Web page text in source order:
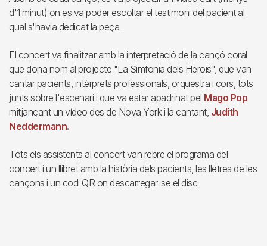
d'1 minut) on es va poder escoltar el testimoni del pacient al
qual s'havia dedicat la peça.
El concert va finalitzar amb la interpretació de la cançó coral
que dona nom al projecte "La Simfonia dels Herois", que van
cantar pacients, intèrprets professionals, orquestra i cors, tots
junts sobre l'escenari i que va estar apadrinat pel Mago Pop
mitjançant un vídeo des de Nova York i la cantant, Judith
Neddermann.
Tots els assistents al concert van rebre el programa del
concert i un llibret amb la història dels pacients, les lletres de les
cançons i un codi QR on descarregar-se el disc.